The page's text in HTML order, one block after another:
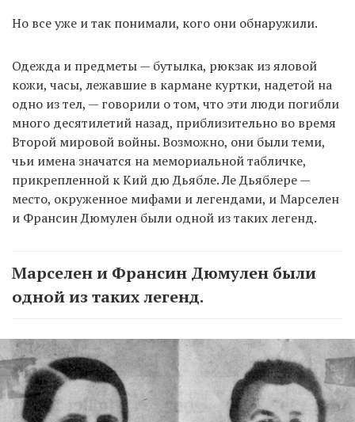
Но все уже и так понимали, кого они обнаружили.
Одежда и предметы — бутылка, рюкзак из яловой
кожи, часы, лежавшие в кармане куртки, надетой на
одно из тел, — говорили о том, что эти люди погибли
много десятилетий назад, приблизительно во время
Второй мировой войны. Возможно, они были теми,
чьи имена значатся на мемориальной табличке,
прикрепленной к Кий дю Дьябле. Ле Дьяблере —
место, окруженное мифами и легендами, и Марселен
и Франсин Дюмулен были одной из таких легенд.
Марселен и Франсин Дюмулен были
одной из таких легенд.